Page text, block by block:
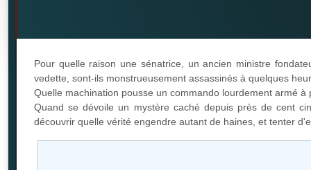
Pour quelle raison une sénatrice, un ancien ministre
vedette, sont-ils monstrueusement assassinés à quelques
Quelle machination pousse un commando lourdement armé
Quand se dévoile un mystère caché depuis près de cent
découvrir quelle vérité engendre autant de haines, et tenter